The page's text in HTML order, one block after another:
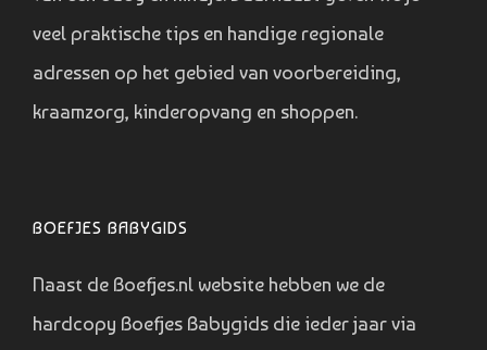
veel praktische tips en handige regionale
adressen op het gebied van voorbereiding,
kraamzorg, kinderopvang en shoppen.
BOEFJES BABYGIDS
Naast de Boefjes.nl website hebben we de
hardcopy Boefjes Babygids die ieder jaar via